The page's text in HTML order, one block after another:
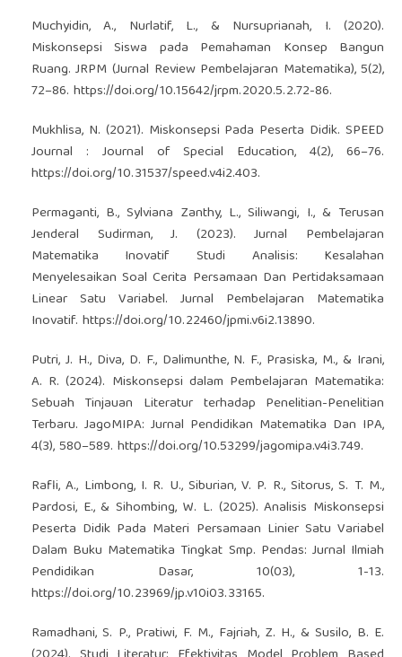
Muchyidin, A., Nurlatif, L., & Nursuprianah, I. (2020).
Miskonsepsi Siswa pada Pemahaman Konsep Bangun
Ruang. JRPM (Jurnal Review Pembelajaran Matematika), 5(2),
72–86. https://doi.org/10.15642/jrpm.2020.5.2.72-86.
Mukhlisa, N. (2021). Miskonsepsi Pada Peserta Didik. SPEED
Journal : Journal of Special Education, 4(2), 66–76.
https://doi.org/10.31537/speed.v4i2.403.
Permaganti, B., Sylviana Zanthy, L., Siliwangi, I., & Terusan
Jenderal Sudirman, J. (2023). Jurnal Pembelajaran
Matematika Inovatif Studi Analisis: Kesalahan
Menyelesaikan Soal Cerita Persamaan Dan Pertidaksamaan
Linear Satu Variabel. Jurnal Pembelajaran Matematika
Inovatif. https://doi.org/10.22460/jpmi.v6i2.13890.
Putri, J. H., Diva, D. F., Dalimunthe, N. F., Prasiska, M., & Irani,
A. R. (2024). Miskonsepsi dalam Pembelajaran Matematika:
Sebuah Tinjauan Literatur terhadap Penelitian-Penelitian
Terbaru. JagoMIPA: Jurnal Pendidikan Matematika Dan IPA,
4(3), 580–589. https://doi.org/10.53299/jagomipa.v4i3.749.
Rafli, A., Limbong, I. R. U., Siburian, V. P. R., Sitorus, S. T. M.,
Pardosi, E., & Sihombing, W. L. (2025). Analisis Miskonsepsi
Peserta Didik Pada Materi Persamaan Linier Satu Variabel
Dalam Buku Matematika Tingkat Smp. Pendas: Jurnal Ilmiah
Pendidikan Dasar, 10(03), 1-13.
https://doi.org/10.23969/jp.v10i03.33165.
Ramadhani, S. P., Pratiwi, F. M., Fajriah, Z. H., & Susilo, B. E.